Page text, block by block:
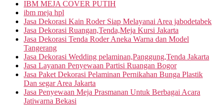
IBM MEJA COVER PUTIH
ibm meja hpl
Jasa Dekorasi Kain Roder Siap Melayanai Area jabodetabek
Jasa Dekorasi Ruangan,Tenda,Meja Kursi Jakarta
Jasa Dekorasi Tenda Roder Aneka Warna dan Model
Tangerang
Jasa Dekorasi Wedding pelaminan,Panggung,Tenda Jakarta
Jasa Layanan Penyewaan Partisi Ruangan Bogor
Jasa Paket Dekorasi Pelaminan Pernikahan Bunga Plastik
Dan segar Area Jakarta
Jasa Penyewaan Meja Prasmanan Untuk Berbagai Acara
Jatiwarna Bekasi